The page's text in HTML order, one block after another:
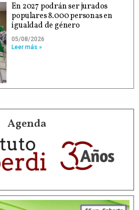
En 2027 podrán ser jurados
populares 8.000 personas en
igualdad de género
05/08/2026
Leer más »
Agenda